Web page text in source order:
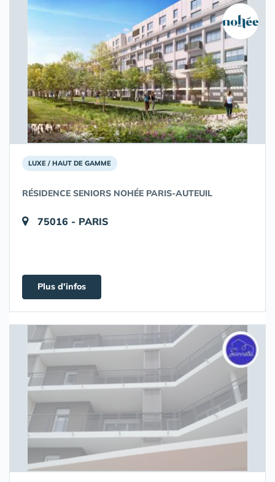
LUXE / HAUT DE GAMME
RÉSIDENCE SENIORS NOHÉE PARIS-AUTEUIL
75016 - PARIS
Plus d'infos